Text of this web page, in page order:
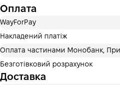
Оплату можна розділити
додаткових комісій для
обирається на кроці
х 456.67 ₴=
Оплата
WayForPay
Накладений платіж
Оплата частинами Монобанк,
Безготівковий розрахунок
Доставка